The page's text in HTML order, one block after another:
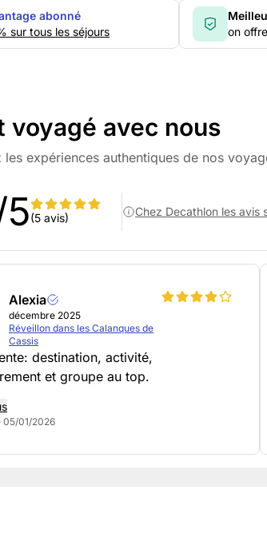
abonné
sur tous les séjours
on
voyagé avec nous
les expériences authentiques de nos
(5 avis) Chez Decathlon les avis
Alexia
décembre 2025
Réveillon dans les Calanques de
Cassis
destination, activité,
et groupe au top.
05/01/2026